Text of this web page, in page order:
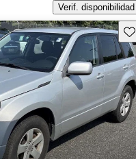
Verif. disponibilidad